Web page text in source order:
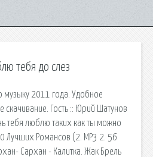
тебя до слез
музыку 2011 года. Удобное
Гость :: Юрий Шатунов
тебя люблю таких как ты можно
Лучших Романсов (2. MP3 2. 56
Сархан - Калитка. Жак Брель